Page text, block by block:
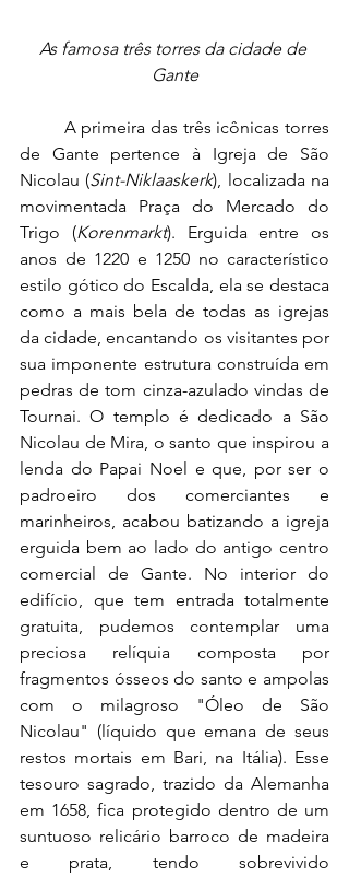
As famosa três torres da cidade de
Gante
de Gante pertence à Igreja de São
Nicolau (Sint-Niklaaskerk), localizada na
movimentada Praça do Mercado do
Trigo (Korenmarkt). Erguida entre os
anos de 1220 e 1250 no característico
estilo gótico do Escalda, ela se destaca
como a mais bela de todas as igrejas
da cidade, encantando os visitantes por
sua imponente estrutura construída em
pedras de tom cinza-azulado vindas de
Tournai. O templo é dedicado a São
Nicolau de Mira, o santo que inspirou a
lenda do Papai Noel e que, por ser o
padroeiro dos comerciantes e
marinheiros, acabou batizando a igreja
erguida bem ao lado do antigo centro
comercial de Gante. No interior do
edifício, que tem entrada totalmente
gratuita, pudemos contemplar uma
preciosa relíquia composta por
fragmentos ósseos do santo e ampolas
com o milagroso "Óleo de São
Nicolau" (líquido que emana de seus
restos mortais em Bari, na Itália). Esse
tesouro sagrado, trazido da Alemanha
em 1658, fica protegido dentro de um
suntuoso relicário barroco de madeira
e prata, tendo sobrevivido